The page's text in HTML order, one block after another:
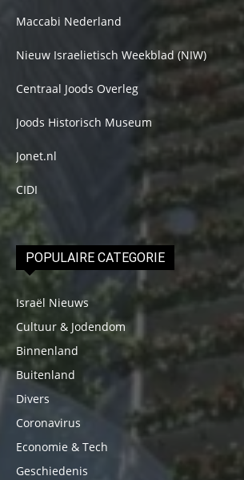
Maccabi Nederland
Nieuw Israelietisch Weekblad (NIW)
Centraal Joods Overleg
Joods Historisch Museum
Jonet.nl
CIDI
POPULAIRE CATEGORIE
Israël Nieuws
Cultuur & Jodendom
Binnenland
Buitenland
Divers
Coronavirus
Economie & Tech
Geschiedenis